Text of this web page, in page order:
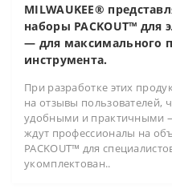
MILWAUKEE®
наборы PACKOUT™ для
— для максимального
инструмента.
При разработке этих
на отзывы пользователей,
удобными и практичными
ждут профессионалы на
PACKOUT™ для
укомплектован..